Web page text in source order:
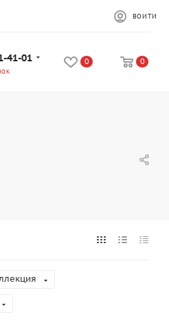
ВОЙТИ
41-01 0 0